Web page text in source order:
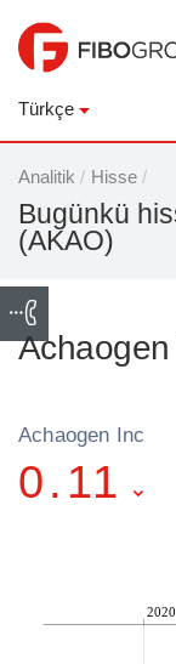
Türkçe
Analitik / Hisse /
Bugünkü
(AKAO)
Achaogen Inc
0.11
2020